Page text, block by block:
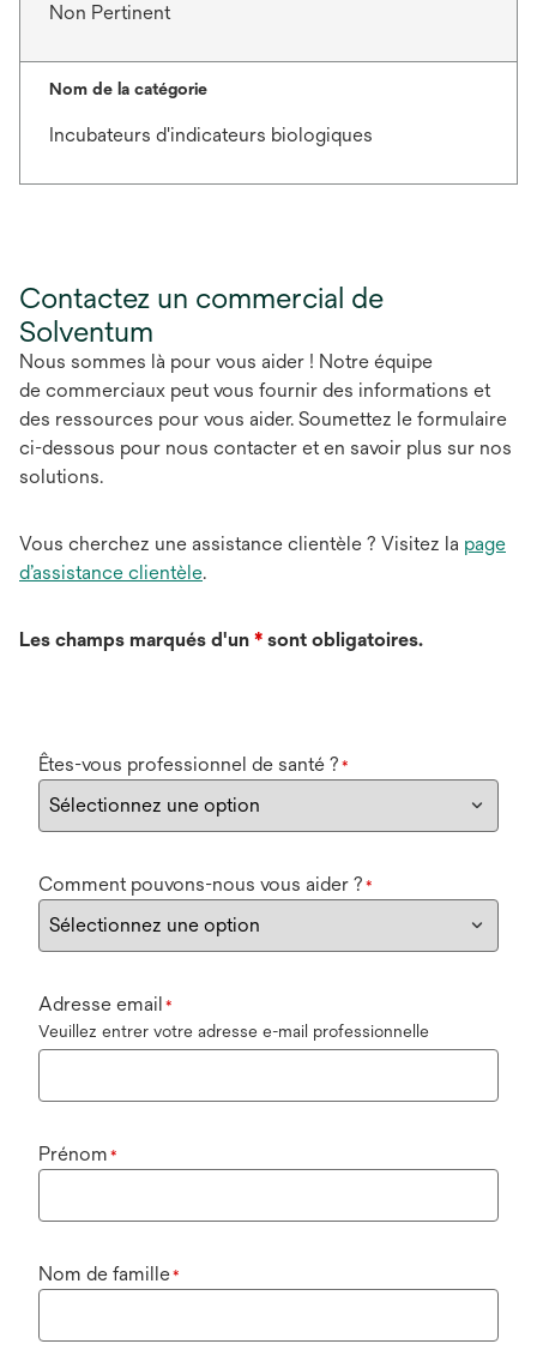
Non Pertinent
Nom de la catégorie
Incubateurs d'indicateurs biologiques
Contactez un commercial de
Solventum
Nous sommes là pour vous aider ! Notre équipe
de commerciaux peut vous fournir des informations et
des ressources pour vous aider. Soumettez le formulaire
ci-dessous pour nous contacter et en savoir plus sur nos
solutions.
Vous cherchez une assistance clientèle ? Visitez la page
d’assistance clientèle.
Les champs marqués d'un * sont obligatoires.
Êtes-vous professionnel de santé ? *
Comment pouvons-nous vous aider ? *
Adresse email *
Veuillez entrer votre adresse e-mail professionnelle
Prénom *
Nom de famille*